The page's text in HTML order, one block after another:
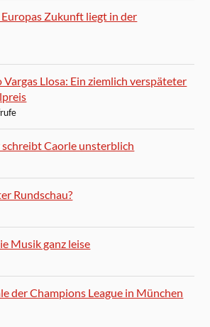
Zukunft liegt in der
Vargas Llosa: Ein ziemlich verspäteter
Caorle unsterblich
Rundschau?
Musik ganz leise
der Champions League in München